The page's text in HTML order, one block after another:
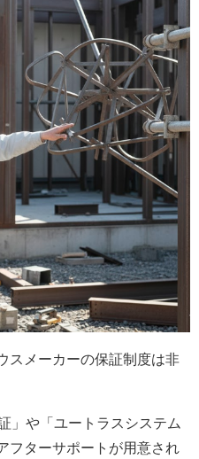
スメーカーの保証制度は非
」や「ユートラスシステム
フターサポートが用意され